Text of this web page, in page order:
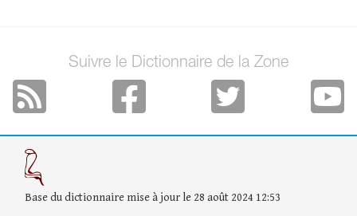
Suivre le Dictionnaire de la Zone
Base du dictionnaire mise à jour le 28 août 2024 12:53